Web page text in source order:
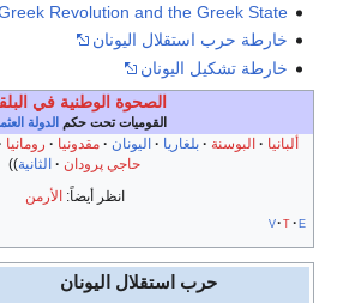
Revolution and the Greek State
خارطة حرب استقلال اليونان
خارطة تشكيل اليونان
الصحوة الوطنية في
القوميات تحت حكم الدولة
ألبانيا البوسنة بلغاريا اليونان مقدونيا رومانيا
حاجي پرودان
الثانية
انظر أيضاً:الأرمن
v t e
حرب استقلال اليونان